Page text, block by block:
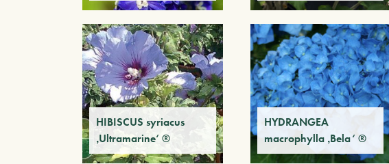
HIBISCUS syriacus
‚Ultramarine‘ ®
HYDRANGEA
macrophylla ‚Bela‘ ®